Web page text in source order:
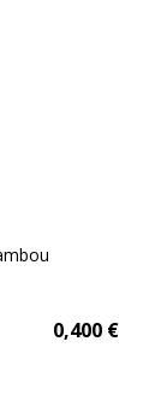
0,400 €